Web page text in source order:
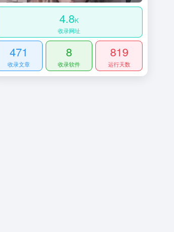
4.8K
收录网址
471
收录文章
8
收录软件
819
运行天数